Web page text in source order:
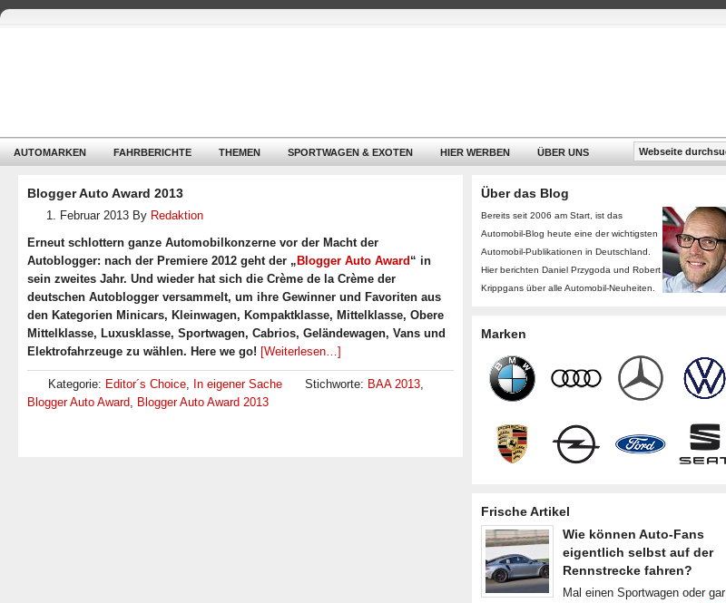
AUTOMARKEN FAHRBERICHTE THEMEN SPORTWAGEN & EXOTEN HIER WERBEN ÜBER UNS
Blogger Auto Award 2013
1. Februar 2013 By Redaktion
Erneut schlottern ganze Automobilkonzerne vor der Macht der
Autoblogger: nach der Premiere 2012 geht der „ Blogger Auto Award “ in
sein zweites Jahr. Und wieder hat sich die Crème de la Crème der
deutschen Autoblogger versammelt, um ihre Gewinner und Favoriten aus
den Kategorien Minicars, Kleinwagen, Kompaktklasse, Mittelklasse, Obere
Mittelklasse, Luxusklasse, Sportwagen, Cabrios, Geländewagen, Vans und
Elektrofahrzeuge zu wählen. Here we go! [Weiterlesen…]
Kategorie: Editor´s Choice, In eigener Sache Stichworte: BAA 2013,
Blogger Auto Award, Blogger Auto Award 2013
Über das Blog
Bereits seit 2006 am Start, ist das
Automobil-Blog heute eine der wichtigsten
Automobil-Publikationen in Deutschland.
Hier berichten Daniel Przygoda und Robert
Krippgans über alle Automobil-Neuheiten.
Marken
Frische Artikel
Wie können Auto-Fans
eigentlich selbst auf der
Rennstrecke fahren?
Mal einen Sportwagen oder gar